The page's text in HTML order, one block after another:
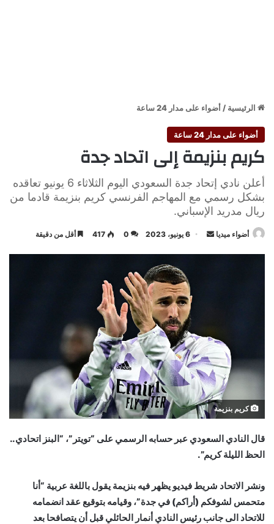
الرئيسية / أضواء على مدار 24 ساعة
أضواء على مدار 24 ساعة
كريم بنزيمة إلى اتحاد جدة
أعلن نادي إتحاد جدة السعودي اليوم الثلاثاء 6 يونيو تعاقده
بشكل رسمي مع المهاجم الفرنسي كريم بنزيمة قادما من
ريال مدريد الإسباني.
أضواء ميديا
أرسل 6 يونيو، 2023 0
417 أقل من دقيقة
كريم بنزيمة
قال النادي السعودي عبر حسابه الرسمي على “تويتر”، “البنز اتحادي..
الحظ الليلة كريم”.
ونشر الاتحاد شريط فيديو يظهر فيه بنزيمة يقول باللغة عربية “أنا
متحمس لشوفكم (أراكم) في جدة”، وقيامه بتوقيع عقد انضمامه
للاتحاد الى جانب رئيس النادي أنمار الحائلي قبل أن يتصافحا بعد